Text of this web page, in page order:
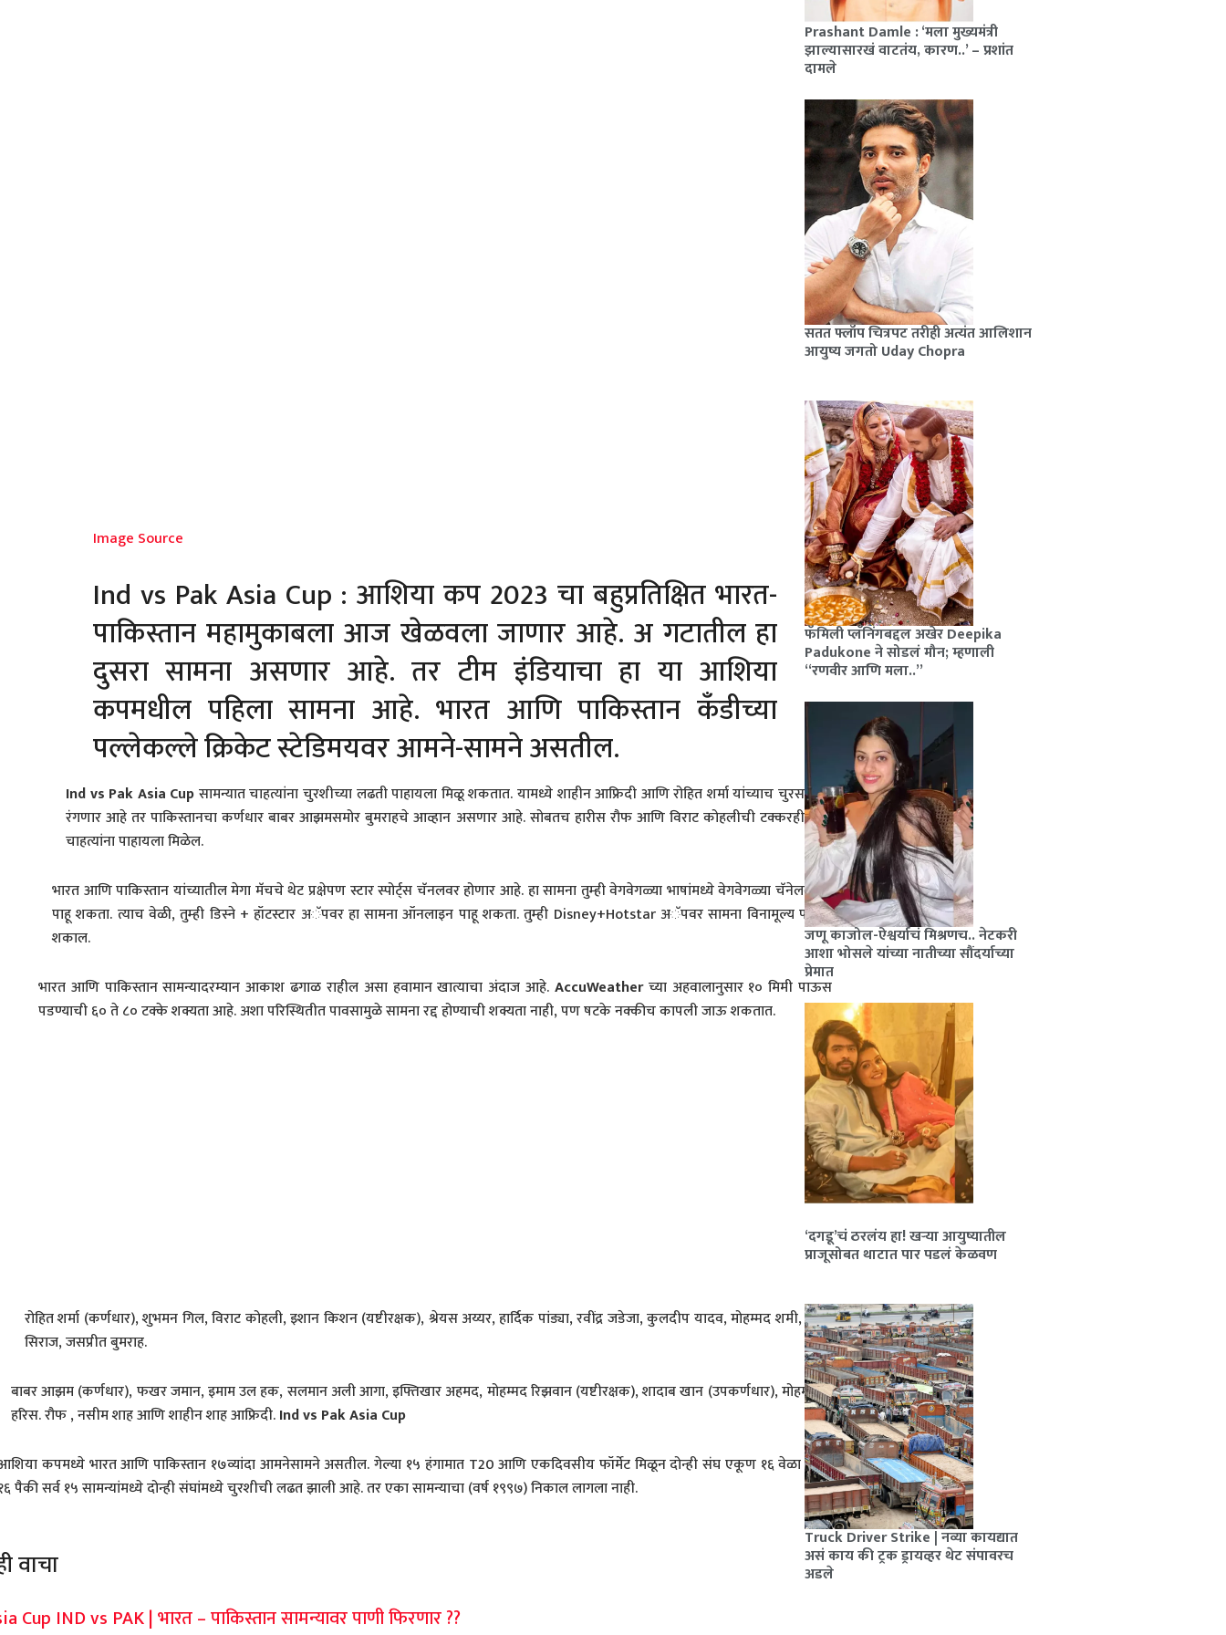
Image Source
Ind vs Pak Asia Cup : आशिया कप 2023 चा बहुप्रतिक्षित भारत-
पाकिस्तान महामुकाबला आज खेळवला जाणार आहे. अ गटातील हा
दुसरा सामना असणार आहे. तर टीम इंडियाचा हा या आशिया
कपमधील पहिला सामना आहे. भारत आणि पाकिस्तान कँडीच्या
पल्लेकल्ले क्रिकेट स्टेडिमयवर आमने-सामने असतील.
Ind vs Pak Asia Cupसामन्यात चाहत्यांना चुरशीच्या लढती पाहायला मिळू शकतात. यामध्ये शाहीन आफ्रिदी आणि रोहित शर्मा यांच्याच चुरस
रंगणार आहे तर पाकिस्तानचा कर्णधार बाबर आझमसमोर बुमराहचे आव्हान असणार आहे. सोबतच हारीस रौफ आणि विराट कोहलीची टक्करही
चाहत्यांना पाहायला मिळेल.
भारत आणि पाकिस्तान यांच्यातील मेगा मॅचचे थेट प्रक्षेपण स्टार स्पोर्ट्स चॅनलवर होणार आहे. हा सामना तुम्ही वेगवेगळ्या भाषांमध्ये वेगवेगळ्या चॅनेलवर
पाहू शकता. त्याच वेळी, तुम्ही डिस्ने + हॉटस्टार अॅपवर हा सामना ऑनलाइन पाहू शकता. तुम्ही Disney+Hotstar अॅपवर सामना विनामूल्य पाहू
शकाल.
भारत आणि पाकिस्तान सामन्यादरम्यान आकाश ढगाळ राहील असा हवामान खात्याचा अंदाज आहे. AccuWeatherच्या अहवालानुसार १० मिमी पाऊस
पडण्याची ६० ते ८० टक्के शक्यता आहे. अशा परिस्थितीत पावसामुळे सामना रद्द होण्याची शक्यता नाही, पण षटके नक्कीच कापली जाऊ शकतात.
रोहित शर्मा (कर्णधार), शुभमन गिल, विराट कोहली, इशान किशन (यष्टीरक्षक), श्रेयस अय्यर, हार्दिक पांड्या, रवींद्र जडेजा, कुलदीप यादव, मोहम्मद शमी, मोहम्मद
सिराज, जसप्रीत बुमराह.
बाबर आझम (कर्णधार), फखर जमान, इमाम उल हक, सलमान अली आगा, इफ्तिखार अहमद, मोहम्मद रिझवान (यष्टीरक्षक), शादाब खान (उपकर्णधार), मोहम्मद नवाज,
हरिस. रौफ , नसीम शाह आणि शाहीन शाह आफ्रिदी.Ind vs Pak Asia Cup
कपमध्ये भारत आणि पाकिस्तान १७व्यांदा आमनेसामने असतील. गेल्या १५ हंगामात T20 आणि एकदिवसीय फॉर्मेट मिळून दोन्ही संघ एकूण १६ वेळा भिडले आहेत.
पैकी सर्व १५ सामन्यांमध्ये दोन्ही संघांमध्ये चुरशीची लढत झाली आहे. तर एका सामन्याचा (वर्ष १९९७) निकाल लागला नाही.
वाचा
Cup IND vs PAK | भारत – पाकिस्तान सामन्यावर पाणी फिरणार ??
Prashant Damle : ‘मला मुख्यमंत्री
झाल्यासारखं वाटतंय, कारण..’ – प्रशांत
दामले
सतत फ्लॉप चित्रपट तरीही अत्यंत आलिशान
आयुष्य जगतो Uday Chopra
फॅमिली प्लॅनिंगबद्दल अखेर Deepika
Padukone ने सोडलं मौन; म्हणाली
“रणवीर आणि मला..”
जणू काजोल-ऐश्वर्याचं मिश्रणच.. नेटकरी
आशा भोसले यांच्या नातीच्या सौंदर्याच्या
प्रेमात
‘दगडू’चं ठरलंय हा! खऱ्या आयुष्यातील
प्राजूसोबत थाटात पार पडलं केळवण
Truck Driver Strike | नव्या कायद्यात
असं काय की ट्रक ड्रायव्हर थेट संपावरच
अडले